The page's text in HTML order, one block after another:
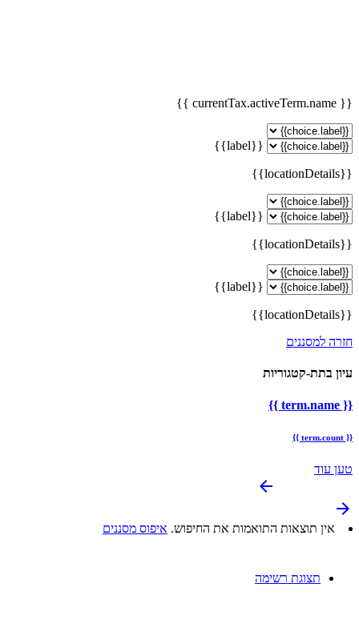
{{ currentTax.activeTerm.name }}
{{label}}
{{locationDetails}}
{{label}}
{{locationDetails}}
{{label}}
{{locationDetails}}
חזרה למסננים
עיון בתת-קטגוריות
{{ term.name }}
{{ term.count }}
טען עוד
arrow_backward
arrow_forward
אין תוצאות התואמות את החיפוש. איפוס מסננים
תצוגת רשימה